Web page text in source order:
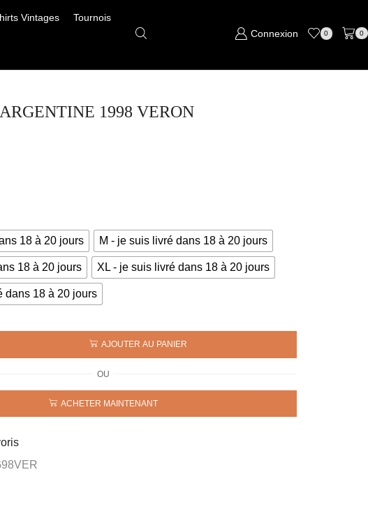
Vintages Tournois
Connexion 0 0
1998 VERON
18 à 20 jours
M - je suis livré dans 18 à 20 jours
18 à 20 jours XL - je suis livré dans 18 à 20 jours
dans 18 à 20 jours
AJOUTER AU PANIER
OU
ACHETER MAINTENANT